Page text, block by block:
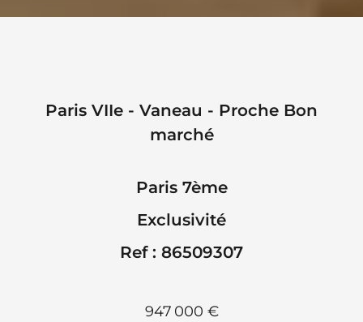
Paris VIIe - Vaneau - Proche Bon
marché
Paris 7ème
Exclusivité
Ref : 86509307
947 000 €